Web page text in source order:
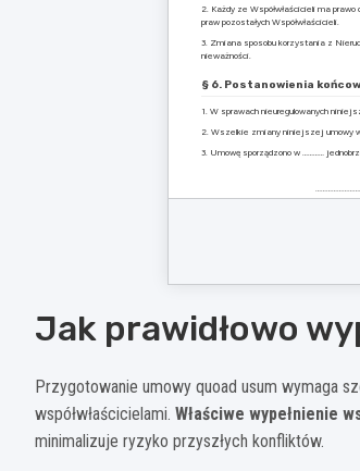
2. Każdy ze Współwłaścicieli ma
praw pozostałych Współwłaścicieli.
3. Zmiana sposobu korzystania z
nieważności.
§ 6. Postanowienia
1. W sprawach nieuregulowanych
2. Wszelkie zmiany niniejszej umowy
3. Umowę sporządzono w …………
(podpis
1. Plan/szkic Nieruchomości z
Jak prawidłowo
Przygotowanie umowy quoad usum wymaga
współwłaścicielami. Właściwe wypełnienie
minimalizuje ryzyko przyszłych konfliktów.